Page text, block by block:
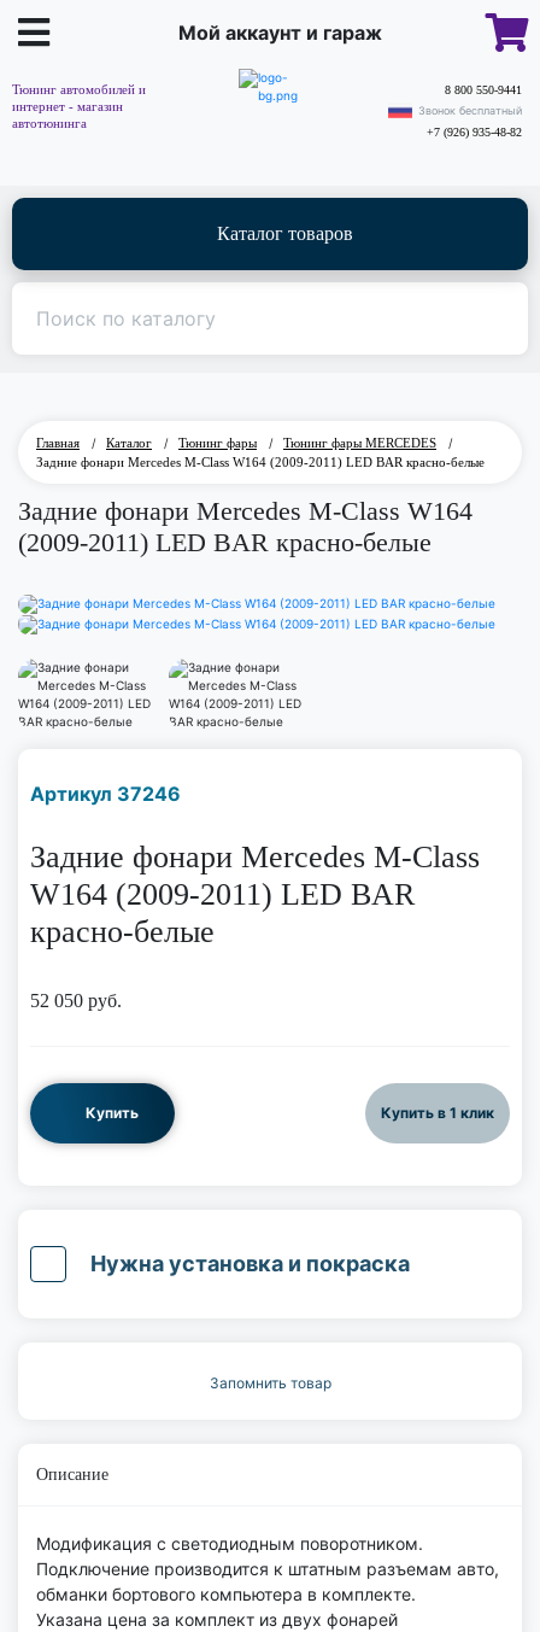
Мой аккаунт и гараж
Тюнинг автомобилей и
интернет - магазин
автотюнинга
8 800 550-9441
Звонок бесплатный
+7 (926) 935-48-82
Каталог товаров
Главная / Каталог / Тюнинг фары / Тюнинг фары MERCEDES
/
Задние фонари Mercedes M-Class W164 (2009-2011) LED BAR красно-белые
Задние фонари Mercedes M-Class W164
(2009-2011) LED BAR красно-белые
Артикул 37246
Задние фонари Mercedes M-Class
W164 (2009-2011) LED BAR
красно-белые
52 050 руб.
Купить Купить в 1 клик
Нужна установка и покраска
Запомнить товар
Описание
Модификация с светодиодным поворотником.
Подключение производится к штатным разъемам авто,
обманки бортового компьютера в комплекте.
Указана цена за комплект из двух фонарей